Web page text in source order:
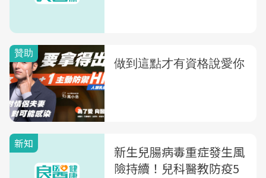
新知
新生兒腸病毒重症發生風
險持續！兒科醫教防疫5